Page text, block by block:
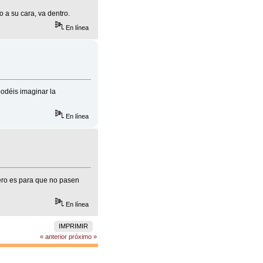
a su cara, va dentro.
En línea
imaginar la
En línea
es para que no pasen
En línea
IMPRIMIR
« anterior próximo »